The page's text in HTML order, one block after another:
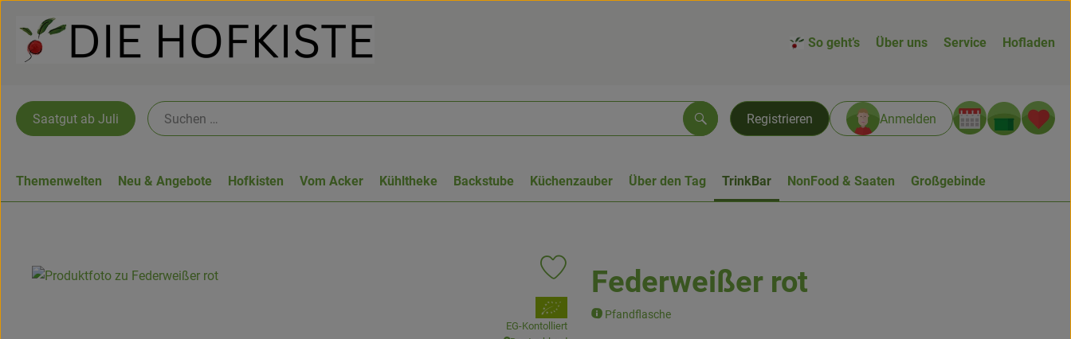
So geht’s Über uns Service Hofladen
Registrieren Anmelden
Suchen
Saatgut ab Juli
Themenwelten Neu & Angebote Hofkisten Vom Acker Kühltheke Backstube Küchenzauber Über den Tag TrinkBar NonFood & Saaten Großgebinde
Federweißer rot
Pfandflasche
Produkt zu Favouriten hinzufügen
, Verband:
EG-Kontolliert